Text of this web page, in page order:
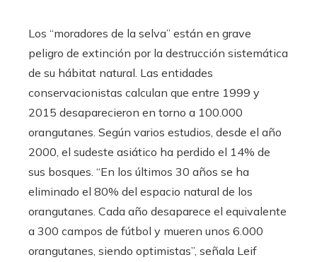
Los “moradores de la selva” están en grave
peligro de extinción por la destrucción sistemática
de su hábitat natural. Las entidades
conservacionistas calculan que entre 1999 y
2015 desaparecieron en torno a 100.000
orangutanes. Según varios estudios, desde el año
2000, el sudeste asiático ha perdido el 14% de
sus bosques. “En los últimos 30 años se ha
eliminado el 80% del espacio natural de los
orangutanes. Cada año desaparece el equivalente
a 300 campos de fútbol y mueren unos 6.000
orangutanes, siendo optimistas”, señala Leif